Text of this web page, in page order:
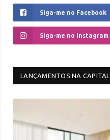
Siga-me no Facebook
Siga-me no Instagram
LANÇAMENTOS NA CAPITAL